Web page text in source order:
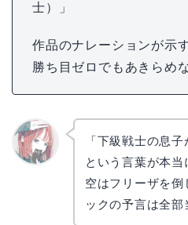
士）」
作品のナレーションが示
勝ち目ゼロでもあきらめ
「下級戦士の息
という言葉が本
空はフリーザを
ックの予言は全部